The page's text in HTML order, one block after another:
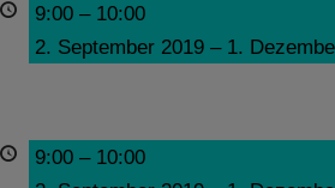
9:00 – 10:00
2. September 2019 – 1.
9:00 – 10:00